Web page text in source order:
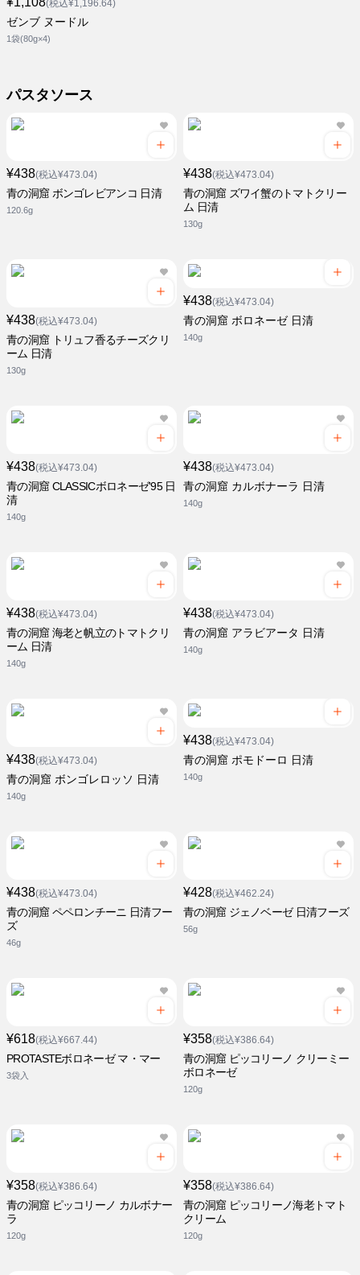
(税込¥1,196.64)
ゼンブ ヌードル
1袋(80g×4)
パスタソース
¥438(税込¥473.04)
青の洞窟 ボンゴレビアンコ 日清
120.6g
¥438(税込¥473.04)
青の洞窟 ズワイ蟹のトマトクリー
ム 日清
130g
¥438(税込¥473.04)
青の洞窟 トリュフ香るチーズクリ
ーム 日清
130g
¥438(税込¥473.04)
青の洞窟 ボロネーゼ 日清
140g
¥438(税込¥473.04)
青の洞窟 CLASSICボロネーゼ'95 日
清
140g
¥438(税込¥473.04)
青の洞窟 カルボナーラ 日清
140g
¥438(税込¥473.04)
青の洞窟 海老と帆立のトマトクリ
ーム 日清
140g
¥438(税込¥473.04)
青の洞窟 アラビアータ 日清
140g
¥438(税込¥473.04)
青の洞窟 ボンゴレロッソ 日清
140g
¥438(税込¥473.04)
青の洞窟 ポモドーロ 日清
140g
¥438(税込¥473.04)
青の洞窟 ペペロンチーニ 日清フー
ズ
46g
¥428(税込¥462.24)
青の洞窟 ジェノベーゼ 日清フーズ
56g
¥618(税込¥667.44)
PROTASTEボロネーゼ マ・マー
3袋入
¥358(税込¥386.64)
青の洞窟 ピッコリーノ クリーミー
ボロネーゼ
120g
¥358(税込¥386.64)
青の洞窟 ピッコリーノ カルボナー
ラ
120g
¥358(税込¥386.64)
青の洞窟 ピッコリーノ海老トマト
クリーム
120g